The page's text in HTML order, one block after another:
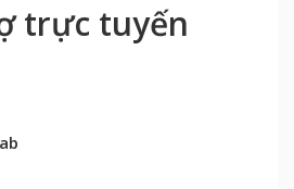
trực tuyến